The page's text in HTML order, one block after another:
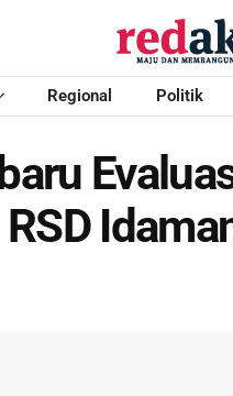
Regional Politik